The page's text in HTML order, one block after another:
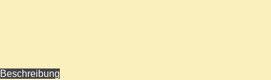
Beschreibung